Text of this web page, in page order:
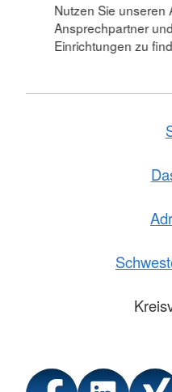
Nutzen Sie unseren
Ansprechpartner
Einrichtungen zu